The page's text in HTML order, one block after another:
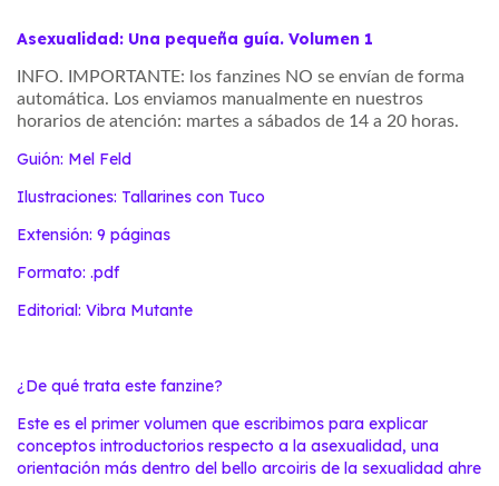
Asexualidad: Una pequeña guía. Volumen 1
INFO. IMPORTANTE: los fanzines NO se envían de forma
automática. Los enviamos manualmente en nuestros
horarios de atención: martes a sábados de 14 a 20 horas.
Guión: Mel Feld
Ilustraciones: Tallarines con Tuco
Extensión: 9 páginas
Formato: .pdf
Editorial: Vibra Mutante
¿De qué trata este fanzine?
Este es el primer volumen que escribimos para explicar
conceptos introductorios respecto a la asexualidad, una
orientación más dentro del bello arcoiris de la sexualidad ahre